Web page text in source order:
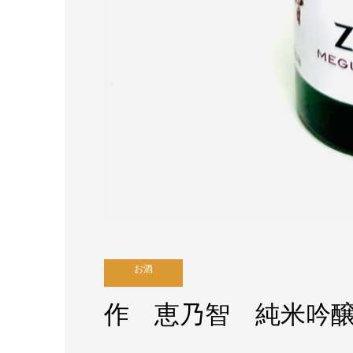
お酒
作 恵乃智 純米